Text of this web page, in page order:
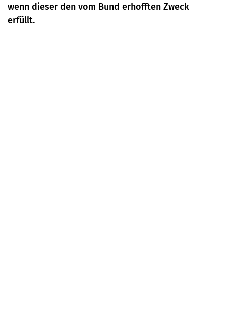
wenn dieser den vom Bund erhofften Zweck
erfüllt.